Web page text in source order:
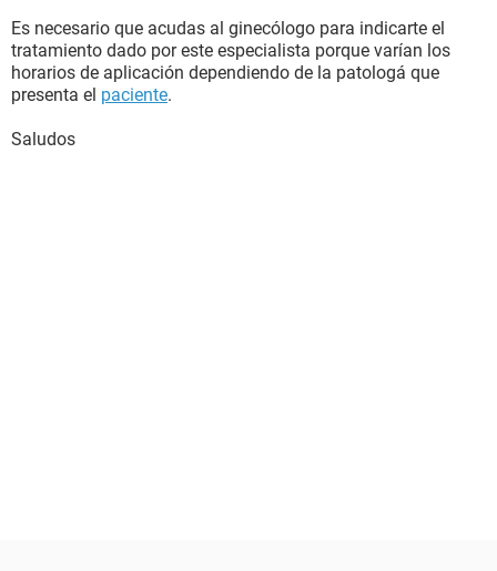
Es necesario que acudas al ginecólogo para indicarte el
tratamiento dado por este especialista porque varían los
horarios de aplicación dependiendo de la patologá que
presenta el paciente.
Saludos